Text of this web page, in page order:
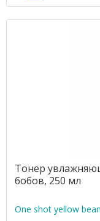
Тонер
бобов, 250 мл
One shot yellow bean